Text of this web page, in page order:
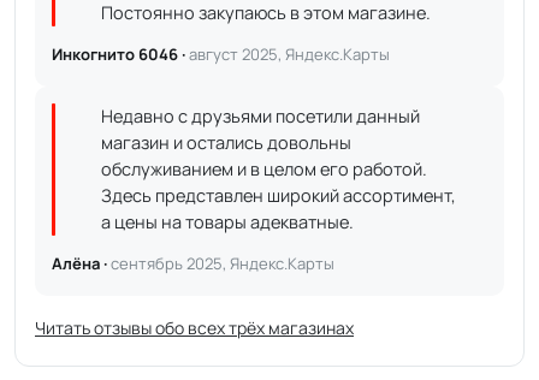
Постоянно закупаюсь в этом магазине.
Инкогнито 6046 ·август 2025, Яндекс.Карты
Недавно с друзьями посетили данный
магазин и остались довольны
обслуживанием и в целом его работой.
Здесь представлен широкий ассортимент,
а цены на товары адекватные.
Алёна ·сентябрь 2025, Яндекс.Карты
Читать отзывы обо всех трёх магазинах